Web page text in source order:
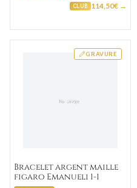
CLUB 114,50€ →
GRAVURE
Bracelet argent maille
figaro Emanueli 1-1